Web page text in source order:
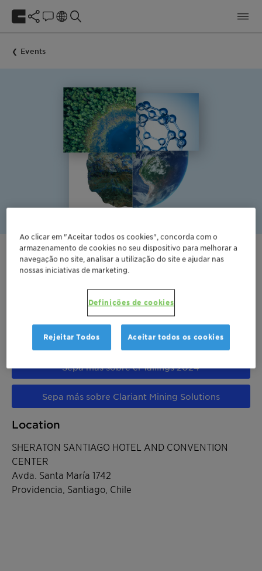
Events
| Providencia, Santiago, Chile
Tailings 2024
Sepa más sobre el Tailings 2024
Sepa más sobre Clariant Mining Solutions
Location
SHERATON SANTIAGO HOTEL AND CONVENTION
CENTER
Avda. Santa María 1742
Providencia, Santiago, Chile
Ao clicar em "Aceitar todos os cookies", concorda com o
armazenamento de cookies no seu dispositivo para melhorar a
navegação no site, analisar a utilização do site e ajudar nas
nossas iniciativas de marketing.
Definições de cookies
Rejeitar Todos Aceitar todos os cookies